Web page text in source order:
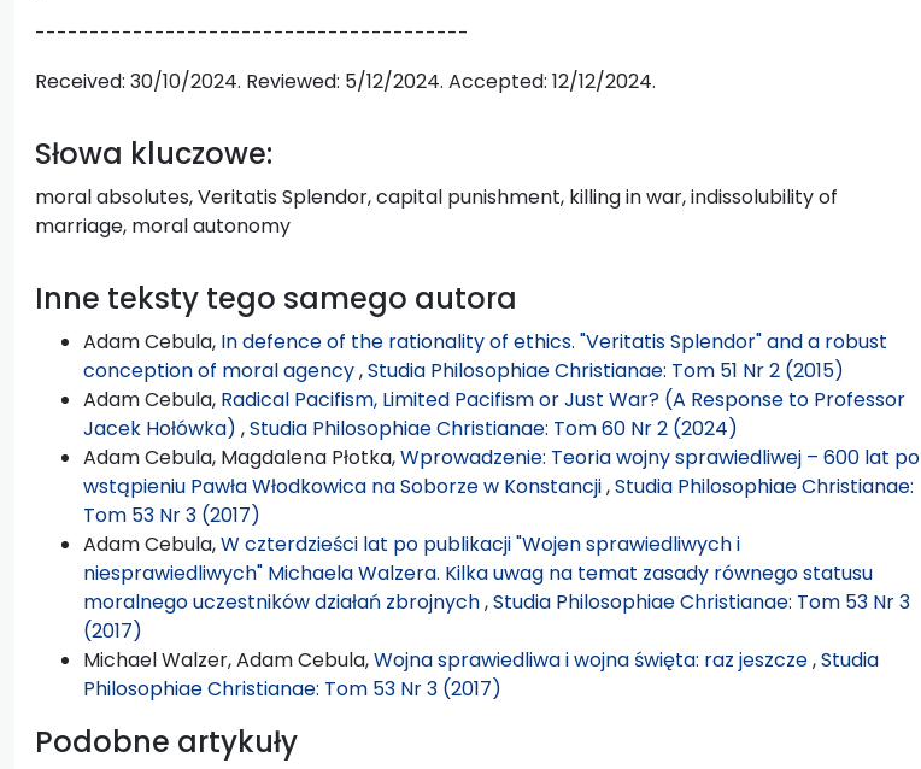
----------------------------------------
Received: 30/10/2024. Reviewed: 5/12/2024. Accepted: 12/12/2024.
Słowa kluczowe:
moral absolutes, Veritatis Splendor, capital punishment, killing in war, indissolubility of
marriage, moral autonomy
Inne teksty tego samego autora
Adam Cebula, In defence of the rationality of ethics. "Veritatis Splendor" and a robust
conception of moral agency,Studia Philosophiae Christianae: Tom 51 Nr 2 (2015)
Adam Cebula, Radical Pacifism, Limited Pacifism or Just War? (A Response to Professor
Jacek Hołówka) ,Studia Philosophiae Christianae: Tom 60 Nr 2 (2024)
Adam Cebula, Magdalena Płotka,Wprowadzenie: Teoria wojny sprawiedliwej – 600 lat po
wstąpieniu Pawła Włodkowica na Soborze w Konstancji,Studia Philosophiae Christianae:
Tom 53 Nr 3 (2017)
Adam Cebula,W czterdzieści lat po publikacji "Wojen sprawiedliwych i
niesprawiedliwych" Michaela Walzera. Kilka uwag na temat zasady równego statusu
moralnego uczestników działań zbrojnych,Studia Philosophiae Christianae: Tom 53 Nr 3
(2017)
Michael Walzer, Adam Cebula,Wojna sprawiedliwa i wojna święta: raz jeszcze,Studia
Philosophiae Christianae: Tom 53 Nr 3 (2017)
Podobne artykuły